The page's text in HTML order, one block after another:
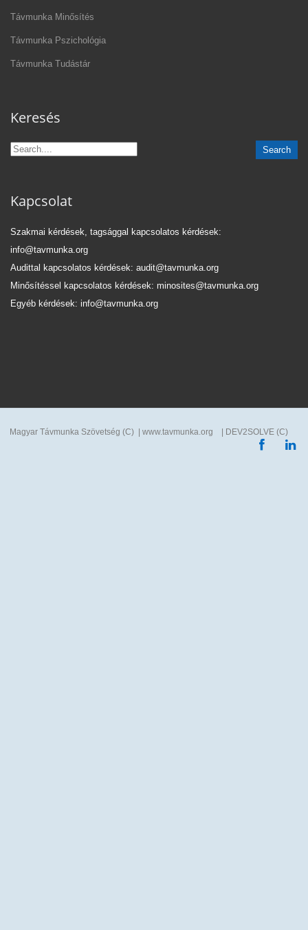
Távmunka Minősítés
Távmunka Pszichológia
Távmunka Tudástár
Keresés
Kapcsolat
Szakmai kérdések, tagsággal kapcsolatos kérdések:
info@tavmunka.org
Audittal kapcsolatos kérdések: audit@tavmunka.org
Minősítéssel kapcsolatos kérdések: minosites@tavmunka.org
Egyéb kérdések: info@tavmunka.org
Magyar Távmunka Szövetség (C) | www.tavmunka.org | DEV2SOLVE (C)